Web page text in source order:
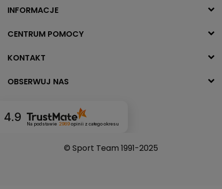
INFORMACJE
CENTRUM POMOCY
KONTAKT
OBSERWUJ NAS
4.9 Na podstawie 2989opinii z całego okresu
© Sport Team 1991-2025